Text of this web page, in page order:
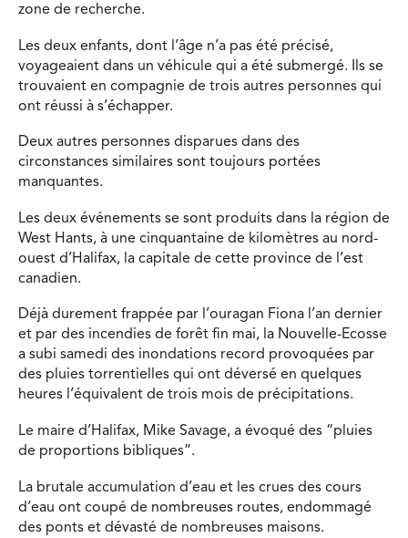
zone de recherche.
Les deux enfants, dont l’âge n’a pas été précisé,
voyageaient dans un véhicule qui a été submergé. Ils se
trouvaient en compagnie de trois autres personnes qui
ont réussi à s’échapper.
Deux autres personnes disparues dans des
circonstances similaires sont toujours portées
manquantes.
Les deux événements se sont produits dans la région de
West Hants, à une cinquantaine de kilomètres au nord-
ouest d’Halifax, la capitale de cette province de l’est
canadien.
Déjà durement frappée par l’ouragan Fiona l’an dernier
et par des incendies de forêt fin mai, la Nouvelle-Ecosse
a subi samedi des inondations record provoquées par
des pluies torrentielles qui ont déversé en quelques
heures l’équivalent de trois mois de précipitations.
Le maire d’Halifax, Mike Savage, a évoqué des “pluies
de proportions bibliques”.
La brutale accumulation d’eau et les crues des cours
d’eau ont coupé de nombreuses routes, endommagé
des ponts et dévasté de nombreuses maisons.